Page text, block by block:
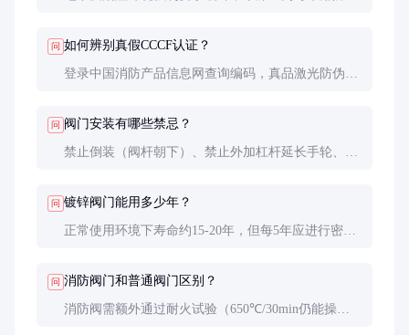
问 如何辨别真假CCCF认证？
登录中国消防产品信息网查询编码，真品激光防伪标
问 阀门安装有哪些禁忌？
禁止倒装（阀杆朝下）、禁止外加杠杆延长手轮、禁
问 镀锌阀门能用多少年？
正常使用环境下寿命约15-20年，但每5年应进行密封
问 消防阀门和普通阀门区别？
消防阀需额外通过耐火试验（650℃/30min仍能操